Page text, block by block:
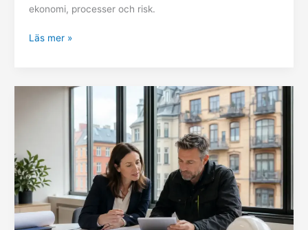
ekonomi, processer och risk.
Läs mer »
Förenklade
påverkas
fastighetsförvaltningen